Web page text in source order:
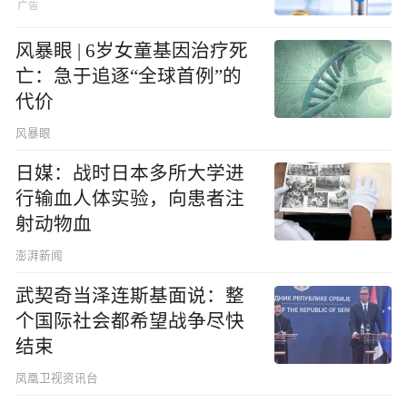
风暴眼 | 6岁女童基因治疗死
亡：急于追逐“全球首例”的
代价
风暴眼
日媒：战时日本多所大学进
行输血人体实验，向患者注
射动物血
澎湃新闻
武契奇当泽连斯基面说：整
个国际社会都希望战争尽快
结束
凤凰卫视资讯台